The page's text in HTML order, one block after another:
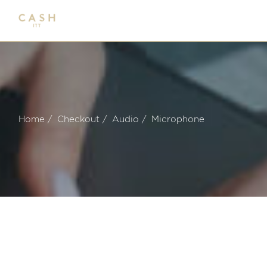
Home Checkout Audio Microphone